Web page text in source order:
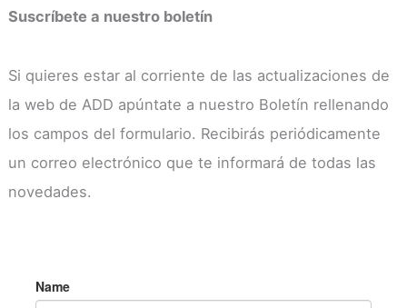
Suscríbete a nuestro boletín
Si quieres estar al corriente de las actualizaciones de
la web de ADD apúntate a nuestro Boletín rellenando
los campos del formulario. Recibirás periódicamente
un correo electrónico que te informará de todas las
novedades.